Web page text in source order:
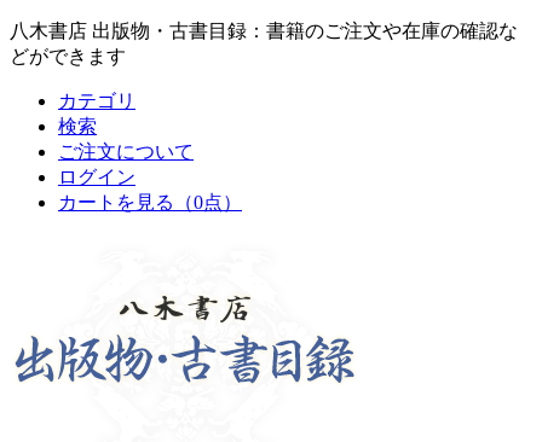
八木書店 出版物・古書目録：書籍のご注文や在庫の確認な
どができます
カテゴリ
検索
ご注文について
ログイン
カートを見る
（0点）